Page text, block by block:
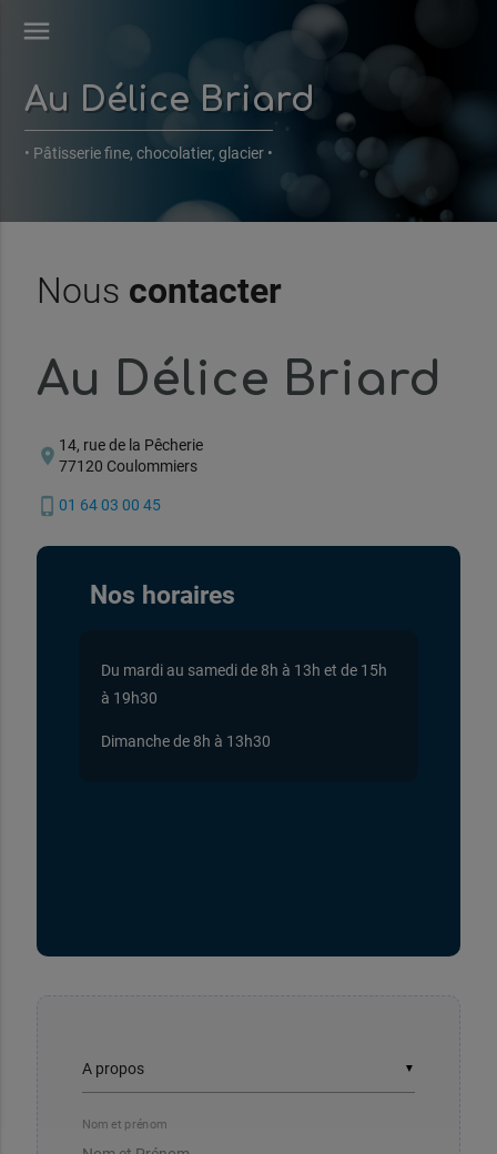
menu
Au Délice Briard
• Pâtisserie fine, chocolatier, glacier •
Nous contacter
Au Délice Briard
location_on 14, rue de la Pêcherie
77120 Coulommiers
phone_iphone 01 64 03 00 45
Nos horaires
Du mardi au samedi de 8h à 13h et de 15h
à 19h30
Dimanche de 8h à 13h30
▼
Nom et prénom